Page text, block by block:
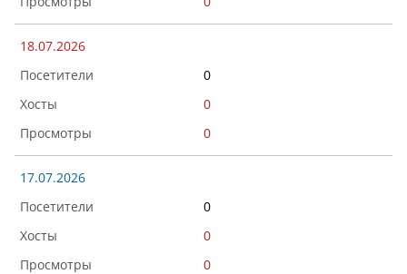
18.07.2026
0
0
0
17.07.2026
0
0
0